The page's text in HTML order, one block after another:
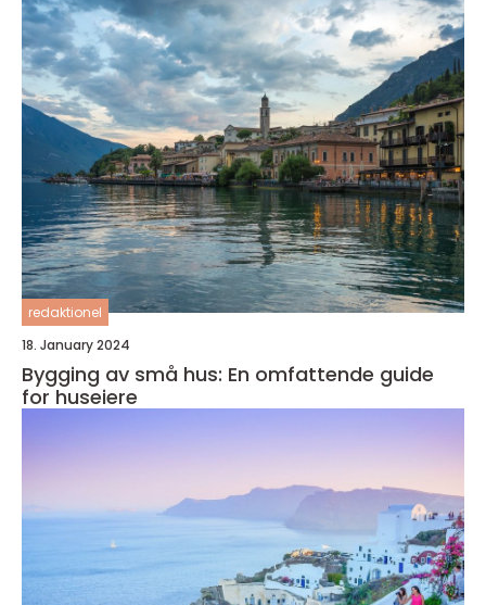
redaktionel
18. January 2024
Bygging av små hus: En omfattende guide
for huseiere